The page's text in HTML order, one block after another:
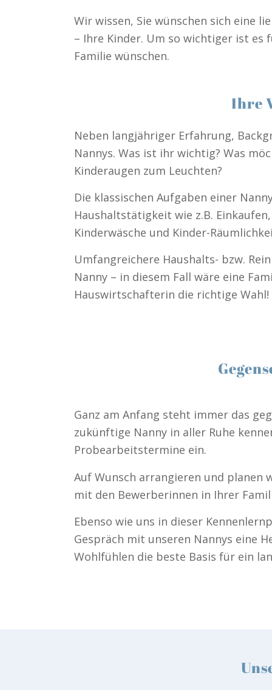
Wir wissen, Sie wünschen sich eine
– Ihre Kinder. Um so wichtiger ist es
Familie wünschen.
Ihre
Neben langjähriger Erfahrung,
Nannys. Was ist ihr wichtig? Was
Kinderaugen zum Leuchten?
Die klassischen Aufgaben einer
Haushaltstätigkeit wie z.B.
Kinderwäsche und Kinder-
Umfangreichere Haushalts- bzw.
Nanny – in diesem Fall wäre eine
Hauswirtschafterin die richtige Wahl!
Ganz am Anfang steht immer das
zukünftige Nanny in aller Ruhe
Probearbeitstermine ein.
Auf Wunsch arrangieren und planen
mit den Bewerberinnen in Ihrer
Ebenso wie uns in dieser
Gespräch mit unseren Nannys eine
Wohlfühlen die beste Basis für ein